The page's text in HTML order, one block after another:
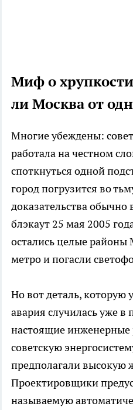
Миф о
ли Москва от
Многие убеждены:
работала на честном
споткнуться одной
город погрузится во
доказательства
блэкаут 25 мая 2005
остались целые районы
метро и погасли
Но вот деталь, которую
авария случилась уже в
настоящие
советскую
предполагали высокую
Проектировщики
называемую